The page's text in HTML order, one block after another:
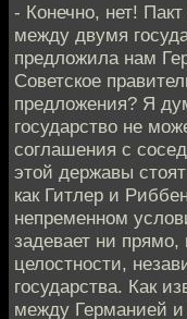
- Конечно, нет!
между двумя
предложила нам
Советское
предложения? Я
государство не
соглашения с
этой державы
как Гитлер и
непременном
задевает ни прямо,
целостности,
государства. Как
между Германией